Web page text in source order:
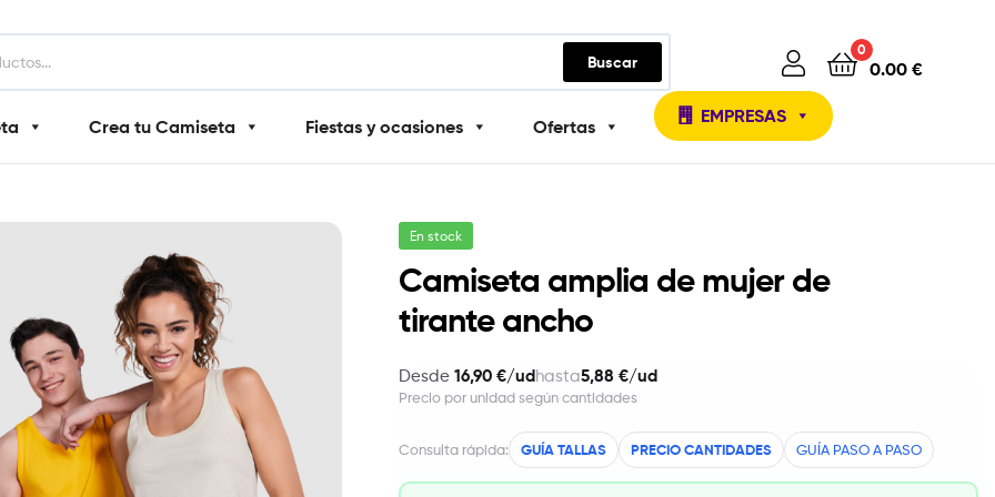
Buscar
0
0.00 €
Crea tu Camiseta Fiestas y ocasiones Ofertas EMPRESAS
En stock
Camiseta amplia de mujer de
tirante ancho
Desde 16,90 €/udhasta5,88 €/ud
Precio por unidad según cantidades
Consulta rápida: GUÍA TALLAS PRECIO CANTIDADES GUÍA PASO A PASO